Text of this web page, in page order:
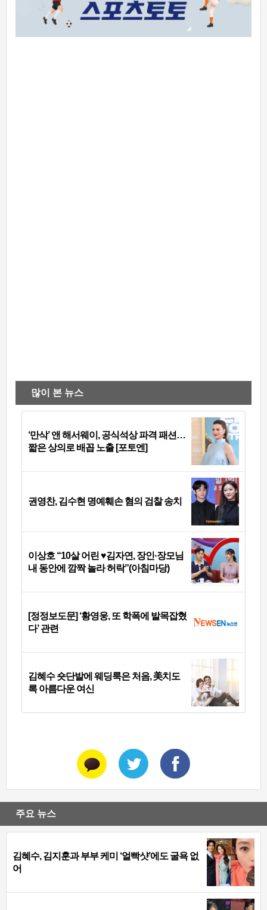
많이 본 뉴스
‘만삭’ 앤 해서웨이, 공식석상 파격 패션…
짧은 상의로 배꼽 노출 [포토엔]
권영찬, 김수현 명예훼손 혐의 검찰 송치
이상호 “10살 어린 ♥김자연, 장인·장모님
내 동안에 깜짝 놀라 허락”(아침마당)
[정정보도문] ‘황영웅, 또 학폭에 발목잡혔
다’ 관련
김혜수 숏단발에 웨딩룩은 처음, 美치도
록 아름다운 여신
주요 뉴스
김혜수, 김지훈과 부부 케미 ‘얼빡샷’에도 굴욕 없
어